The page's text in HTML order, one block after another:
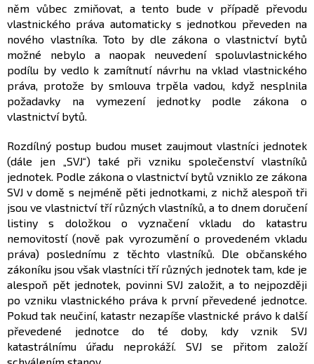
něm vůbec zmiňovat, a tento bude v případě převodu
vlastnického práva automaticky s jednotkou převeden na
nového vlastníka. Toto by dle zákona o vlastnictví bytů
možné nebylo a naopak neuvedení spoluvlastnického
podílu by vedlo k zamítnutí návrhu na vklad vlastnického
práva, protože by smlouva trpěla vadou, když nesplnila
požadavky na vymezení jednotky podle zákona o
vlastnictví bytů.
Rozdílný postup budou muset zaujmout vlastníci jednotek
(dále jen „SVJ“) také při vzniku společenství vlastníků
jednotek. Podle zákona o vlastnictví bytů vzniklo ze zákona
SVJ v domě s nejméně pěti jednotkami, z nichž alespoň tři
jsou ve vlastnictví tří různých vlastníků, a to dnem doručení
listiny s doložkou o vyznačení vkladu do katastru
nemovitostí (nově pak vyrozumění o provedeném vkladu
práva) poslednímu z těchto vlastníků. Dle občanského
zákoníku jsou však vlastníci tří různých jednotek tam, kde je
alespoň pět jednotek, povinni SVJ založit, a to nejpozději
po vzniku vlastnického práva k první převedené jednotce.
Pokud tak neučiní, katastr nezapíše vlastnické právo k další
převedené jednotce do té doby, kdy vznik SVJ
katastrálnímu úřadu neprokáží. SVJ se přitom založí